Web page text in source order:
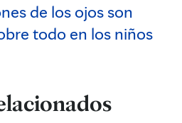
de los ojos son
todo en los niños